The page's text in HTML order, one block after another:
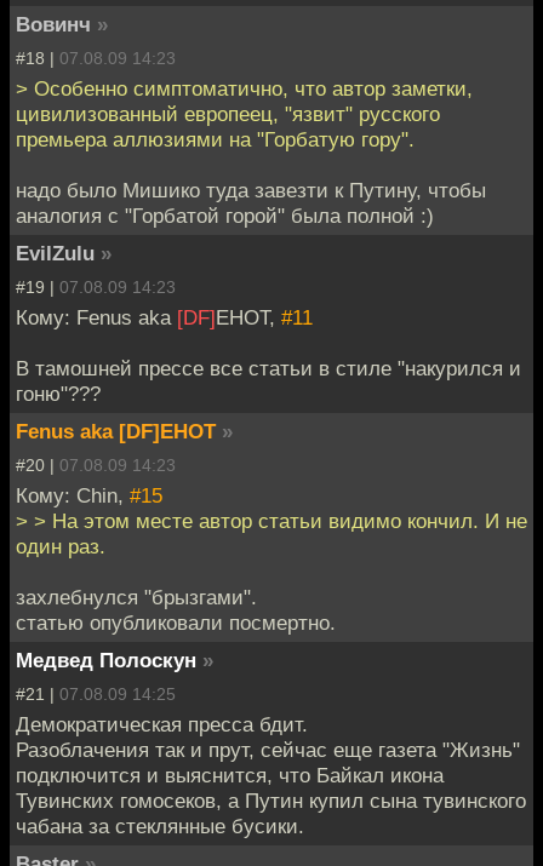
Вовинч »
#18 | 07.08.09 14:23
> Особенно симптоматично, что автор заметки,
цивилизованный европеец, "язвит" русского
премьера аллюзиями на "Горбатую гору".
надо было Мишико туда завезти к Путину, чтобы
аналогия с "Горбатой горой" была полной :)
EvilZulu »
#19 | 07.08.09 14:23
Кому: Fenus aka [DF]EHOT, #11
В тамошней прессе все статьи в стиле "накурился и
гоню"???
Fenus aka [DF]EHOT »
#20 | 07.08.09 14:23
Кому: Chin, #15
> > На этом месте автор статьи видимо кончил. И не
один раз.
захлебнулся "брызгами".
статью опубликовали посмертно.
Медвед Полоскун »
#21 | 07.08.09 14:25
Демократическая пресса бдит.
Разоблачения так и прут, сейчас еще газета "Жизнь"
подключится и выяснится, что Байкал икона
Тувинских гомосеков, а Путин купил сына тувинского
чабана за стеклянные бусики.